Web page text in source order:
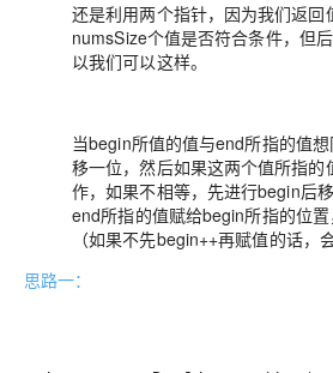
还是利用两个指针，因为我们返回
numsSize个值是否符合条件，但
以我们可以这样。
当begin所值的值与end所指的值
移一位，然后如果这两个值所指的
作，如果不相等，先进行begin后
end所指的值赋给begin所指的位
（如果不先begin++再赋值的话，
思路一：